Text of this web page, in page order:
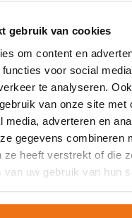
gebruik van cookies
om content en
voor social
te analyseren.
van onze site met
media, adverteren en
gegevens combineren
ze heeft verstrekt of die
uw gebruik van hun